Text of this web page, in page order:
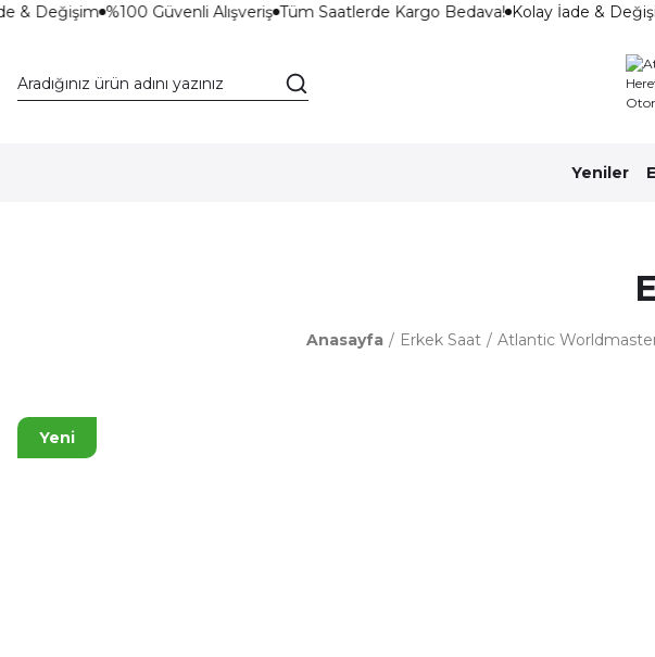
& Değişim %100 Güvenli Alışveriş Tüm Saatlerde Kargo Bedava! Kolay İade &
Yeniler
Anasayfa Erkek Saat Atlantic
Yeni